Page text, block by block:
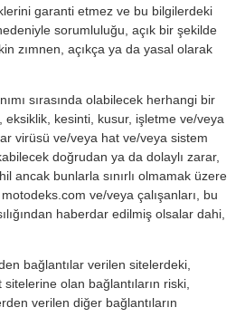
garanti etmez ve bu bilgilerdeki
sorumluluğu, açık bir şekilde
zımnen, açıkça ya da yasal olarak
sırasında olabilecek herhangi bir
eksiklik, kesinti, kusur, işletme ve/veya
virüsü ve/veya hat ve/veya sistem
doğrudan ya da dolaylı zarar,
ancak bunlarla sınırlı olmamak üzere
ve/veya çalışanları, bu
haberdar edilmiş olsalar dahi,
bağlantılar verilen sitelerdeki,
olan bağlantıların riski,
verilen diğer bağlantıların